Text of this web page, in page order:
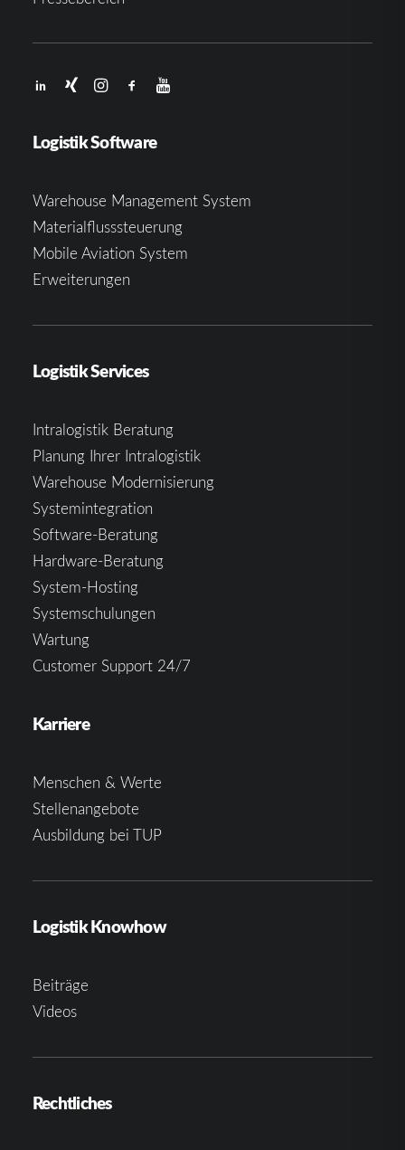
Logistik Software
Warehouse Management System
Materialflusssteuerung
Mobile Aviation System
Erweiterungen
Logistik Services
Intralogistik Beratung
Planung Ihrer Intralogistik
Warehouse Modernisierung
Systemintegration
Software-Beratung
Hardware-Beratung
System-Hosting
Systemschulungen
Wartung
Customer Support 24/7
Karriere
Menschen & Werte
Stellenangebote
Ausbildung bei TUP
Logistik Knowhow
Beiträge
Videos
Rechtliches